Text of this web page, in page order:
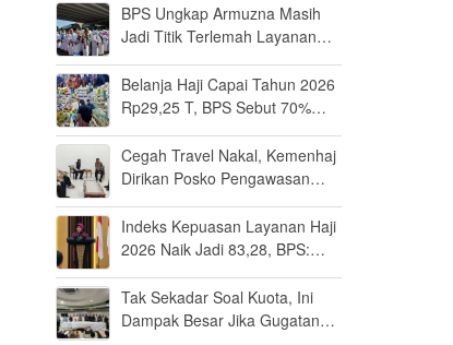
BPS Ungkap Armuzna Masih
Jadi Titik Terlemah Layanan
Belanja Haji Capai Tahun 2026
Rp29,25 T, BPS Sebut 70%
Saudi
Cegah Travel Nakal, Kemenhaj
Dirikan Posko Pengawasan
Indeks Kepuasan Layanan Haji
2026 Naik Jadi 83,28, BPS:
Tak Sekadar Soal Kuota, Ini
Dampak Besar Jika Gugatan